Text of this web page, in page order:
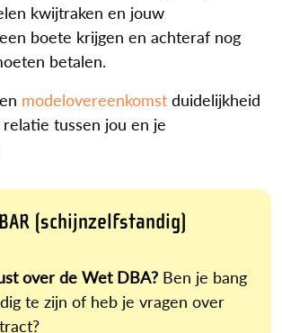
kwijtraken en jouw
boete krijgen en achteraf nog
betalen.
modelovereenkomst duidelijkheid
tussen jou en je
(schijnzelfstandig)
over de Wet DBA? Ben je bang
te zijn of heb je vragen over